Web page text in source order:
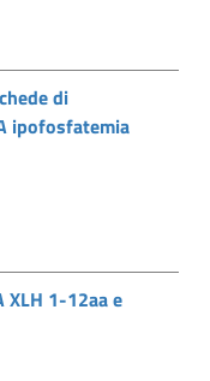
di
ipofosfatemia
XLH 1-12aa e